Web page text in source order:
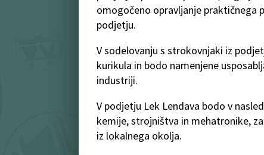
omogočeno opravljanje praktičnega
podjetju.
V sodelovanju s strokovnjaki iz
kurikula in bodo namenjene
industriji.
V podjetju Lek Lendava bodo v
kemije, strojništva in mehatronike,
iz lokalnega okolja.